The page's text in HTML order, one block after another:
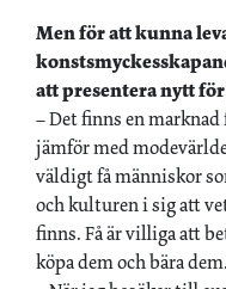
Men för att kunna
att presentera nytt
– Det finns en
jämför med
väldigt få människor
och kulturen i sig att
finns. Få är villiga att
köpa dem och bära dem.